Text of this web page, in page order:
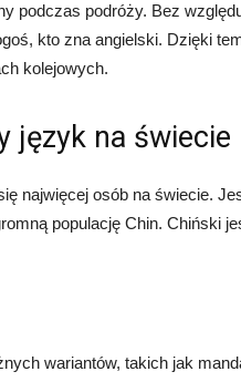
podczas podróży. Bez
kto zna angielski. Dzięki
kolejowych.
język na świecie
najwięcej osób na świecie.
populację Chin. Chiński
wariantów, takich jak